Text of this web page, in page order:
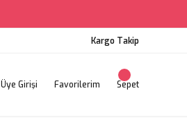
Kargo Takip
Üye Girişi Favorilerim Sepet